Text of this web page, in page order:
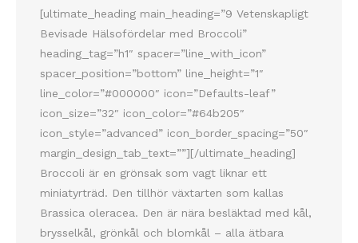
[ultimate_heading main_heading=”9 Vetenskapligt
Bevisade Hälsofördelar med Broccoli”
heading_tag=”h1″ spacer=”line_with_icon”
spacer_position=”bottom” line_height=”1″
line_color=”#000000″ icon=”Defaults-leaf”
icon_size=”32″ icon_color=”#64b205″
icon_style=”advanced” icon_border_spacing=”50″
margin_design_tab_text=””][/ultimate_heading]
Broccoli är en grönsak som vagt liknar ett
miniatyrträd. Den tillhör växtarten som kallas
Brassica oleracea. Den är nära besläktad med kål,
brysselkål, grönkål och blomkål – alla ätbara